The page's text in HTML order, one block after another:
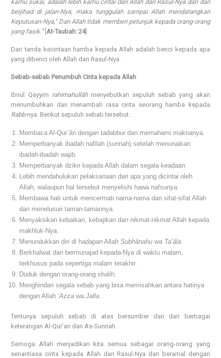
kamu sukai, adalah lebih kamu cintai dari Allah dan Rasul-Nya dan dari
berjihad di jalan-Nya, maka tunggulah sampai Allah mendatangkan
Keputusan-Nya,” Dan Allah tidak memberi petunjuk kepada orang-orang
yang fasik.”[ At-Taubah: 24]
Dari tanda kecintaan hamba kepada Allah adalah benci kepada apa
yang dibenci oleh Allah dan Rasul-Nya.
Sebab-sebab Penumbuh Cinta kepada Allah
Ibnul Qayyim rahimahullâhmenyebutkan sepuluh sebab yang akan
menumbuhkan dan menambah rasa cinta seorang hamba kepada
Rabb-nya. Berikut sepuluh sebab tersebut.
Membaca Al-Qur`ân dengan tadabbur dan memahami maknanya.
Memperbanyak ibadah nafilah (sunnah) setelah menunaikan
ibadah-ibadah wajib.
Memperbanyak dzikir kepada Allah dalam segala keadaan.
Lebih mendahulukan pelaksanaan dari apa yang dicintai oleh
Allah, walaupun hal tersebut menyelishi hawa nafsunya.
Membawa hati untuk mencermati nama-nama dan sifat-sifat Allah
dan menelusuri taman-tamannya.
Menyaksikan kebaikan, kebajikan dan nikmat-nikmat Allah kepada
makhluk-Nya.
Menundukkan diri di hadapan AllahSubhânahu wa Ta’âla
Berkhalwat dan bermunajad kepada-Nya di waktu malam,
terkhusus pada sepertiga malam terakhir.
Duduk dengan orang-orang shalih.
Menghindari segala sebab yang bisa memisahkan antara hatinya
dengan Allah ‘Azza wa Jalla
Tentunya sepuluh sebab di atas bersumber dan dari berbagai
keterangan Al-Qur’an dan As-Sunnah.
Semoga Allah menjadikan kita semua sebagai orang-orang yang
senantiasa cinta kepada Allah dan Rasul-Nya dan beramal dengan